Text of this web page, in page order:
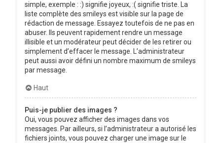
simple, exemple : :) signifie joyeux, :( signifie triste. La
liste complète des smileys est visible sur la page de
rédaction de message. Essayez toutefois de ne pas en
abuser. Ils peuvent rapidement rendre un message
illisible et un modérateur peut décider de les retirer ou
simplement d’effacer le message. L’administrateur
peut aussi avoir défini un nombre maximum de smileys
par message.
Haut
Puis-je publier des images ?
Oui, vous pouvez afficher des images dans vos
messages. Par ailleurs, si l’administrateur a autorisé les
fichiers joints, vous pouvez charger une image sur le